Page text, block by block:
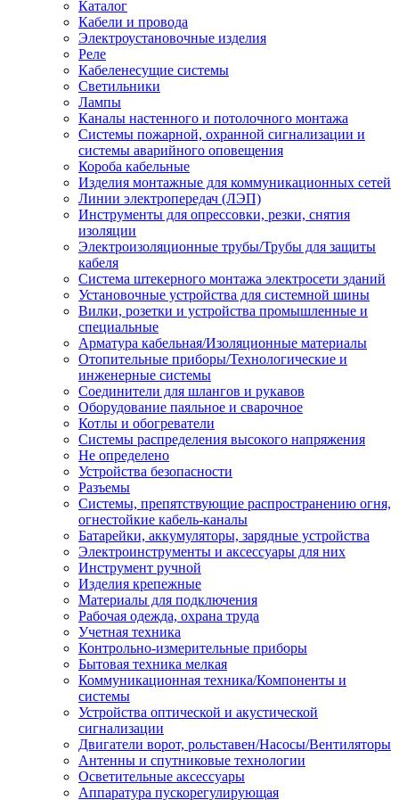
Каталог
Кабели и провода
Электроустановочные изделия
Реле
Кабеленесущие системы
Светильники
Лампы
Каналы настенного и потолочного монтажа
Системы пожарной, охранной сигнализации и
системы аварийного оповещения
Короба кабельные
Изделия монтажные для коммуникационных сетей
Линии электропередач (ЛЭП)
Инструменты для опрессовки, резки, снятия
изоляции
Электроизоляционные трубы/Трубы для защиты
кабеля
Система штекерного монтажа электросети зданий
Установочные устройства для системной шины
Вилки, розетки и устройства промышленные и
специальные
Арматура кабельная/Изоляционные материалы
Отопительные приборы/Технологические и
инженерные системы
Соединители для шлангов и рукавов
Оборудование паяльное и сварочное
Котлы и обогреватели
Системы распределения высокого напряжения
Не определено
Устройства безопасности
Разъемы
Системы, препятствующие распространению огня,
огнестойкие кабель-каналы
Батарейки, аккумуляторы, зарядные устройства
Электроинструменты и аксессуары для них
Инструмент ручной
Изделия крепежные
Материалы для подключения
Рабочая одежда, охрана труда
Учетная техника
Контрольно-измерительные приборы
Бытовая техника мелкая
Коммуникационная техника/Компоненты и
системы
Устройства оптической и акустической
сигнализации
Двигатели ворот, рольставен/Насосы/Вентиляторы
Антенны и спутниковые технологии
Осветительные аксессуары
Аппаратура пускорегулирующая